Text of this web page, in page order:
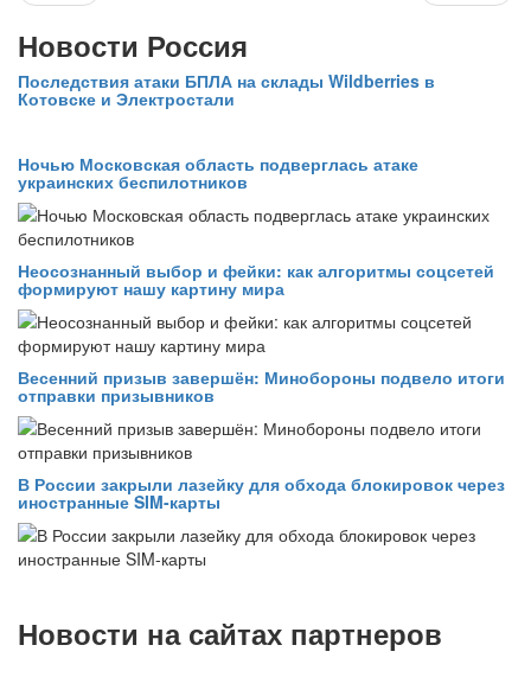
Новости Россия
Последствия атаки БПЛА на склады Wildberries в
Котовске и Электростали
Ночью Московская область подверглась атаке
украинских беспилотников
Неосознанный выбор и фейки: как алгоритмы соцсетей
формируют нашу картину мира
Весенний призыв завершён: Минобороны подвело итоги
отправки призывников
В России закрыли лазейку для обхода блокировок через
иностранные SIM-карты
Новости на сайтах партнеров